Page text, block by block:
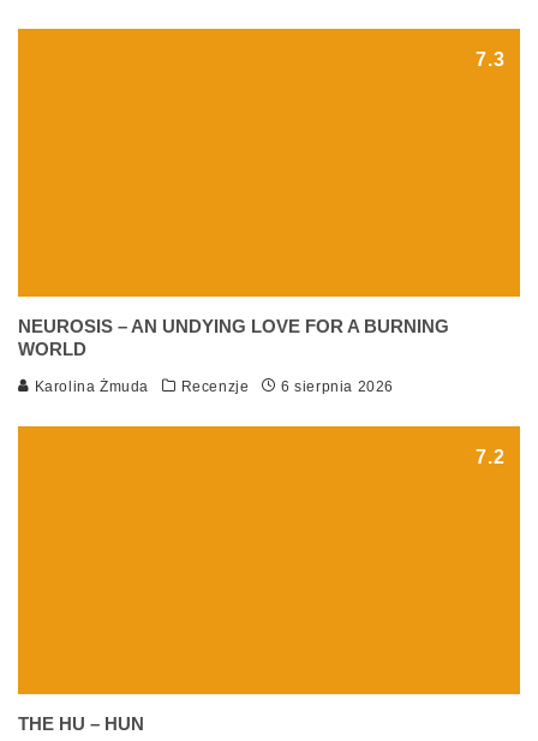
7.3
NEUROSIS – AN UNDYING LOVE FOR A BURNING
WORLD
Karolina Żmuda Recenzje 6 sierpnia 2026
7.2
THE HU – HUN